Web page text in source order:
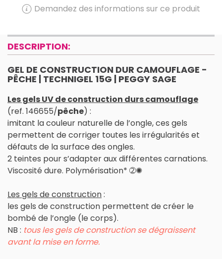
Demandez des informations sur ce produit
DESCRIPTION:
GEL DE CONSTRUCTION DUR CAMOUFLAGE -
PÊCHE | TECHNIGEL 15G | PEGGY SAGE
Les gels UV de construction durs camouflage
(ref. 146655/pêche) :
imitant la couleur naturelle de l’ongle, ces gels
permettent de corriger toutes les irrégularités et
défauts de la surface des ongles.
2 teintes pour s’adapter aux différentes carnations.
Viscosité dure. Polymérisation* ➁✺
Les gels de construction:
les gels de construction permettent de créer le
bombé de l’ongle (le corps).
NB : tous les gels de construction se dégraissent
avant la mise en forme.